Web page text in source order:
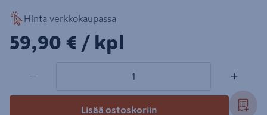
Hinta verkkokaupassa
59,90€/kpl
59,90 € / kpl
− +
Lisää ostoskoriin